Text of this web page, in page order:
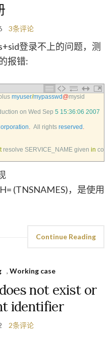
3条评论
登录不上的问题，测
报错:
myuser/mypasswd @mysid
on Wed Sep 5 15:36:06 2007
. All rights reserved .
resolve SERVICE_NAME given in
(TNSNAMES)，是使用
Continue Reading
, Working case
not exist or
identifier
2条评论